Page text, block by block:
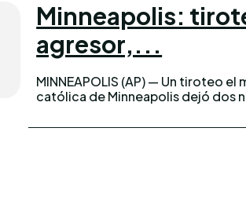
Minneapolis:
agresor,...
MINNEAPOLIS (AP) — Un tiroteo el
católica de Minneapolis dejó dos